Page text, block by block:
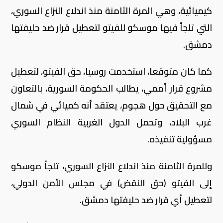
كيميائية، وهي المرة الثامنة منذ اندلاع النزاع السوري،
التي تلجأ فيها موسكو للفيتو لتعطيل قرار ضد حليفتها
دمشق.
كما كان متوقعا، استخدمت روسيا، حق الفيتو، لتعطيل
مشروع قرار أممي، يطالب الحكومة السورية، بالتعاون
مع التحقيق حول هجوم، يعتقد أنه كميائي في شمال
غرب البلاد، وتحمل الدول الغربية النظام السوري
مسؤولية تنفيذه.
وللمرة الثامنة منذ اندلاع النزاع السوري، تلجأ موسكو
إلى الفيتو (حق النقض) في مجلس الأمن الدولي،
لتعطيل أي قرار ضد حليفتها دمشق.